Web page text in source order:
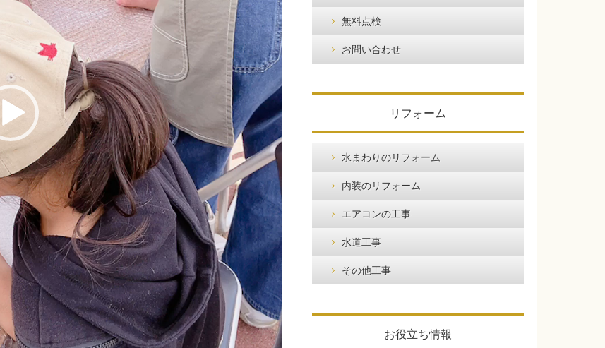
無料点検
お問い合わせ
リフォーム
水まわりのリフォーム
内装のリフォーム
エアコンの工事
水道工事
その他工事
お役立ち情報